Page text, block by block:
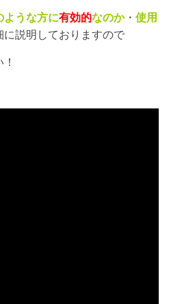
ような方に有効的なのか・ 使用
に説明しておりますので